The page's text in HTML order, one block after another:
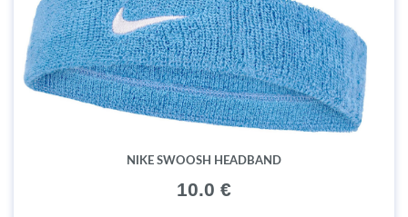
NIKE SWOOSH HEADBAND
10.0 €